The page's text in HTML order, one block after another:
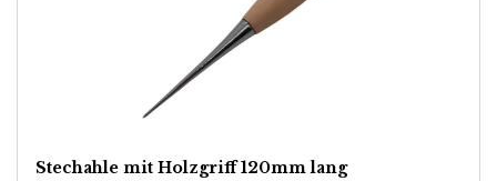
Stechahle mit Holzgriff 120mm lang